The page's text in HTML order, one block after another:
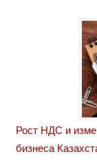
Рост НДС и
бизнеса